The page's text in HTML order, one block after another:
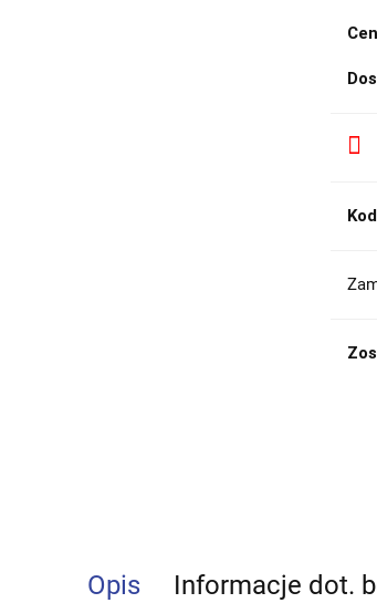
Opis Informacje dot.